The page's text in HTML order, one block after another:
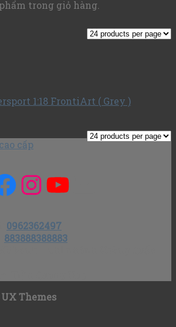
trong giỏ hàng.
1:18 FrontiArt ( Grey )
cấp
Instagram
YouTube
0962362497
883888388883
UX Themes